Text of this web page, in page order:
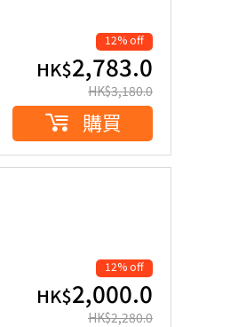
12% off
HK$2,783.0
HK$3,180.0
購買
12% off
HK$2,000.0
HK$2,280.0